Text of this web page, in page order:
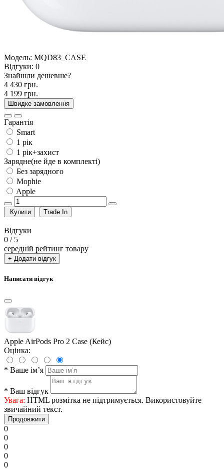
Модель: MQD83_CASE
Відгуки: 0
Знайшли дешевше?
4 430 грн.
4 199 грн.
Швидке замовлення
Гарантія
Smart
1 рік
1 рік+захист
Зарядне(не йде в комплекті)
Без зарядного
Mophie
Apple
Купити Trade In
Відгуки
0 / 5
середній рейтинг товару
+ Додати відгук
Написати відгук
Apple AirPods Pro 2 Case (Кейс)
Оцінка:
* Ваше ім’я
* Ваш відгук
Увага: HTML розмітка не підтримується. Використовуйте
звичайний текст.
Продовжити
0
0
0
0
0